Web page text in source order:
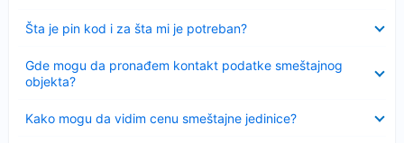
Šta je pin kod i za šta mi je potreban?
Sažeto
Gde mogu da pronađem kontakt podatke smeštajnog
objekta?
Kako mogu da vidim cenu smeštajne jedinice?